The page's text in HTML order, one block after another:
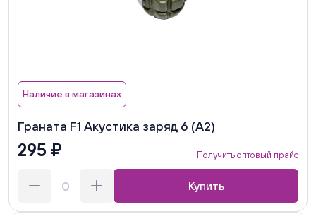
Наличие в магазинах
Граната F1 Акустика заряд 6 (А2)
295 ₽ Получить оптовый прайс
Купить